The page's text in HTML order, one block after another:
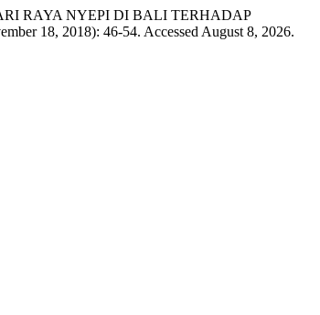
RAYA NYEPI DI BALI TERHADAP
18, 2018): 46-54. Accessed August 8, 2026.